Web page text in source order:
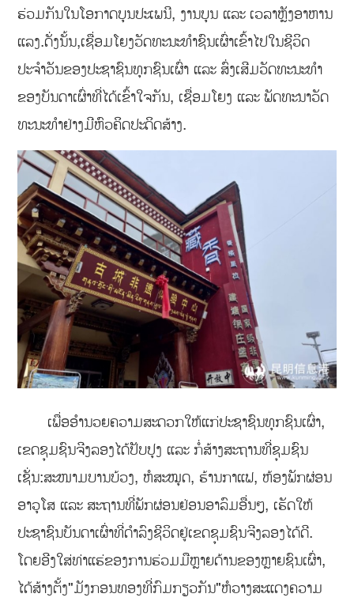
ຮ່ວມກັນໃນໂອກາດບຸນປະເພນີ, ງານບຸນ ແລະ ເວລາຫຼັງອາຫານ
ແລງ.ດັ່ງນັ້ນ,ເຊື່ອມໂຍງວັດທະນະທຳຊົນເຜົ່າເຂົ້າໄປໃນຊີວິດ
ປະຈຳວັນຂອງປະຊາຊົນທຸກຊົນເຜົ່າ ແລະ ສົ່ງເສີມວັດທະນະທຳ
ຂອງບັນດາເຜົ່າທີ່ໄດ້ເຂົ້າໃຈກັນ, ເຊື່ອມໂຍງ ແລະ ພັດທະນາວັດ
ທະນະທໍາຢ່າງມີຫົວຄິດປະດິດສ້າງ.
ເພື່ອອຳນວຍຄວາມສະດວກໃຫ້ແກ່ປະຊາຊົນທຸກຊົນເຜົ່າ,
ເຂດຊຸມຊົນຈີງລອງໄດ້ປັບປຸງ ແລະ ກໍ່ສ້າງສະຖານທີ່ຊຸມຊົນ
ເຊັ່ນ:ສະໜາມບານບ້ວງ, ຫໍສະໝຸດ, ຮ້ານກາແຟ, ຫ້ອງພັກຜ່ອນ
ອາວຸໂສ ແລະ ສະຖານທີ່ພັກຜ່ອນຢ່ອນອາລົມອື່ນໆ, ເຮັດໃຫ້
ປະຊາຊົນບັນດາເຜົ່າທີ່ດຳລົງຊີວິດຢູ່ເຂດຊຸມຊົນຈີງລອງໄດ້ດີ.
ໂດຍອີງໃສ່ທ່າແຮ່ຂອງການຮ່ວມມືຫຼາຍດ້ານຂອງຫຼາຍຊົນເຜົ່າ,
ໄດ້ສ້າງຕັ້ງ"ມັງກອນທອງທີ່ກົມກຽວກັນ"ຫໍວາງສະແດງຄວາມ